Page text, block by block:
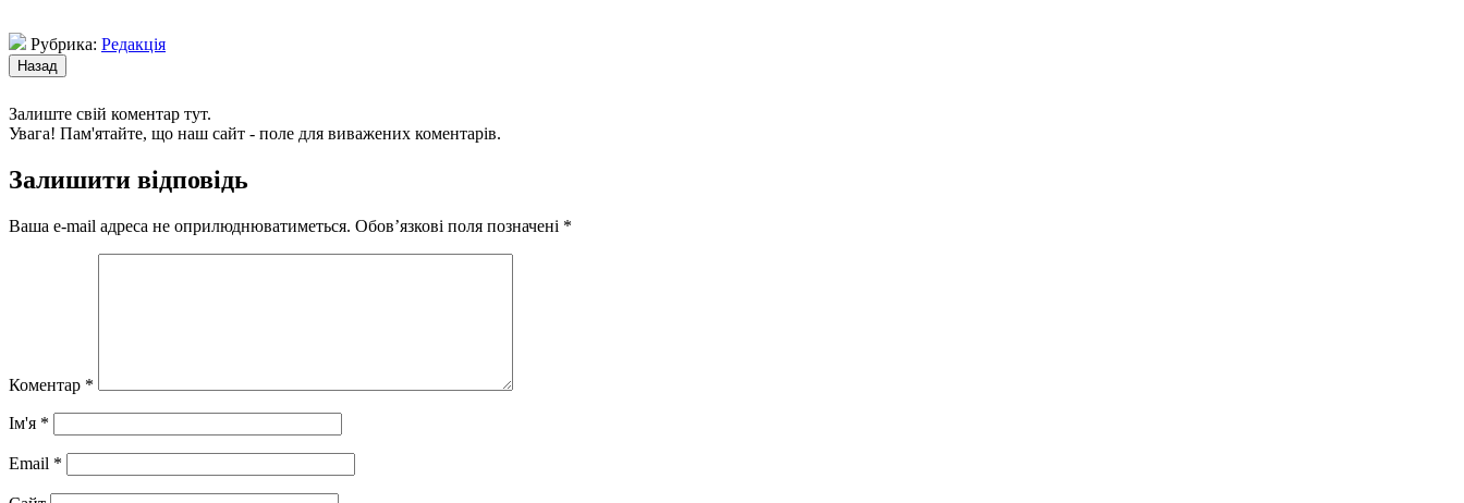
Рубрика: Редакція
Залиште свій коментар тут.
Увага! Пам'ятайте, що наш сайт - поле для виважених коментарів.
Залишити відповідь
Ваша e-mail адреса не оприлюднюватиметься. Обов’язкові поля позначені *
Коментар *
Ім'я *
Email *